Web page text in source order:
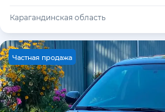
Карагандинская область
Частная продажа